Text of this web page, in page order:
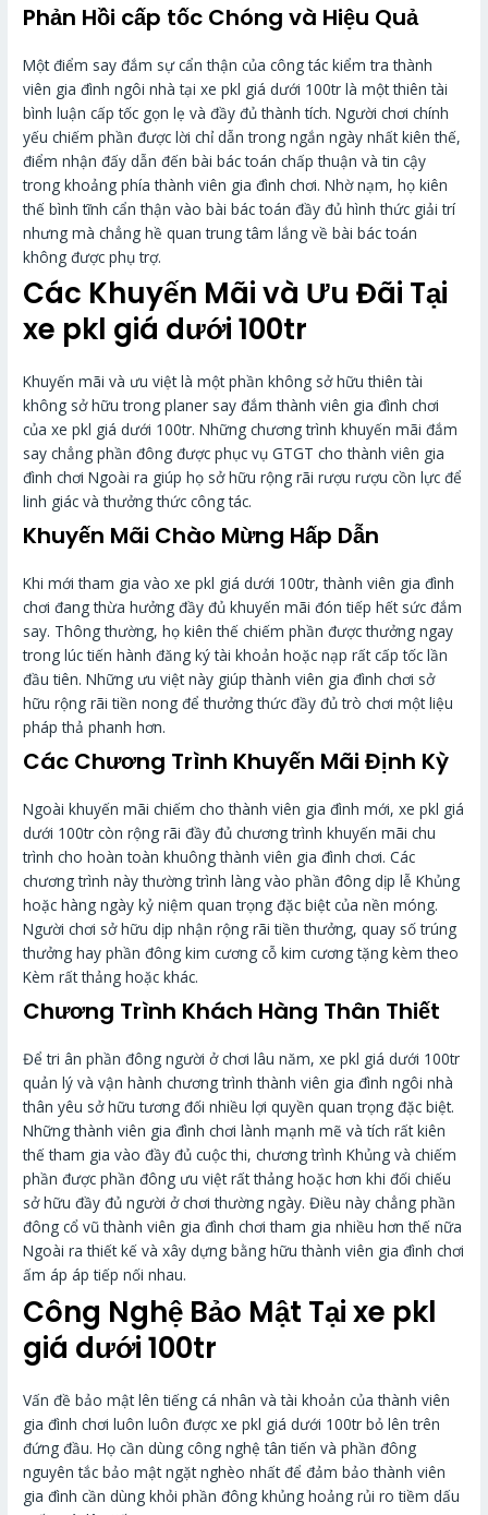
Phản Hồi cấp tốc Chóng và Hiệu Quả
Một điểm say đắm sự cẩn thận của công tác kiểm tra thành
viên gia đình ngôi nhà tại xe pkl giá dưới 100tr là một thiên tài
bình luận cấp tốc gọn lẹ và đầy đủ thành tích. Người chơi chính
yếu chiếm phần được lời chỉ dẫn trong ngắn ngày nhất kiên thế,
điểm nhận đấy dẫn đến bài bác toán chấp thuận và tin cậy
trong khoảng phía thành viên gia đình chơi. Nhờ nạm, họ kiên
thế bình tĩnh cẩn thận vào bài bác toán đầy đủ hình thức giải trí
nhưng mà chẳng hề quan trung tâm lắng về bài bác toán
không được phụ trợ.
Các Khuyến Mãi và Ưu Đãi Tại
xe pkl giá dưới 100tr
Khuyến mãi và ưu việt là một phần không sở hữu thiên tài
không sở hữu trong planer say đắm thành viên gia đình chơi
của xe pkl giá dưới 100tr. Những chương trình khuyến mãi đắm
say chẳng phần đông được phục vụ GTGT cho thành viên gia
đình chơi Ngoài ra giúp họ sở hữu rộng rãi rượu rượu cồn lực để
linh giác và thưởng thức công tác.
Khuyến Mãi Chào Mừng Hấp Dẫn
Khi mới tham gia vào xe pkl giá dưới 100tr, thành viên gia đình
chơi đang thừa hưởng đầy đủ khuyến mãi đón tiếp hết sức đắm
say. Thông thường, họ kiên thế chiếm phần được thưởng ngay
trong lúc tiến hành đăng ký tài khoản hoặc nạp rất cấp tốc lần
đầu tiên. Những ưu việt này giúp thành viên gia đình chơi sở
hữu rộng rãi tiền nong để thưởng thức đầy đủ trò chơi một liệu
pháp thả phanh hơn.
Các Chương Trình Khuyến Mãi Định Kỳ
Ngoài khuyến mãi chiếm cho thành viên gia đình mới, xe pkl giá
dưới 100tr còn rộng rãi đầy đủ chương trình khuyến mãi chu
trình cho hoàn toàn khuông thành viên gia đình chơi. Các
chương trình này thường trình làng vào phần đông dịp lễ Khủng
hoặc hàng ngày kỷ niệm quan trọng đặc biệt của nền móng.
Người chơi sở hữu dịp nhận rộng rãi tiền thưởng, quay số trúng
thưởng hay phần đông kim cương cỗ kim cương tặng kèm theo
Kèm rất thảng hoặc khác.
Chương Trình Khách Hàng Thân Thiết
Để tri ân phần đông người ở chơi lâu năm, xe pkl giá dưới 100tr
quản lý và vận hành chương trình thành viên gia đình ngôi nhà
thân yêu sở hữu tương đối nhiều lợi quyền quan trọng đặc biệt.
Những thành viên gia đình chơi lành mạnh mẽ và tích rất kiên
thế tham gia vào đầy đủ cuộc thi, chương trình Khủng và chiếm
phần được phần đông ưu việt rất thảng hoặc hơn khi đối chiếu
sở hữu đầy đủ người ở chơi thường ngày. Điều này chẳng phần
đông cổ vũ thành viên gia đình chơi tham gia nhiều hơn thế nữa
Ngoài ra thiết kế và xây dựng bằng hữu thành viên gia đình chơi
ấm áp áp tiếp nối nhau.
Công Nghệ Bảo Mật Tại xe pkl
giá dưới 100tr
Vấn đề bảo mật lên tiếng cá nhân và tài khoản của thành viên
gia đình chơi luôn luôn được xe pkl giá dưới 100tr bỏ lên trên
đứng đầu. Họ cần dùng công nghệ tân tiến và phần đông
nguyên tắc bảo mật ngặt nghèo nhất để đảm bảo thành viên
gia đình cần dùng khỏi phần đông khủng hoảng rủi ro tiềm dấu